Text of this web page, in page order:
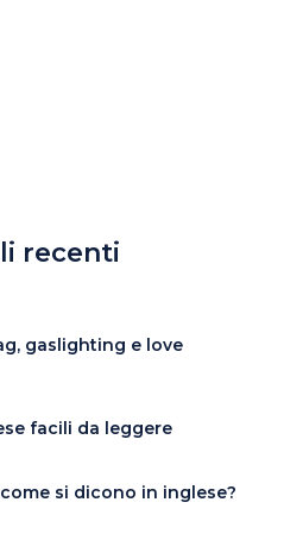
recenti
gaslighting e love
facili da leggere
si dicono in inglese?